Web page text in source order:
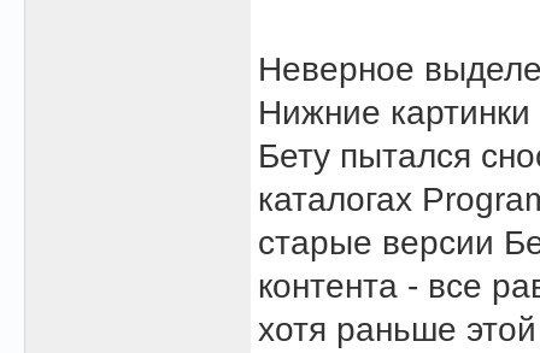
Неверное
Нижние
Бету пытался
каталогах
старые версии
контента - все
хотя раньше